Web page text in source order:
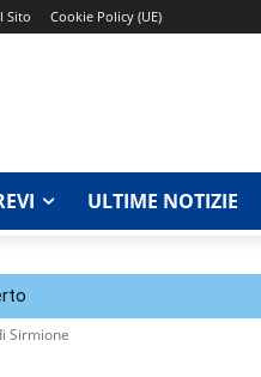
Sito Cookie Policy (UE)
ULTIME NOTIZIE
Sirmione